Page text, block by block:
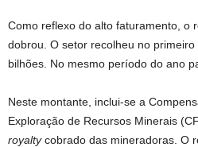
Como reflexo do alto faturamento, o
dobrou. O setor recolheu no
bilhões. No mesmo período do ano
Neste montante, inclui-se a
Exploração de Recursos Minerais
royaltycobrado das mineradoras. O